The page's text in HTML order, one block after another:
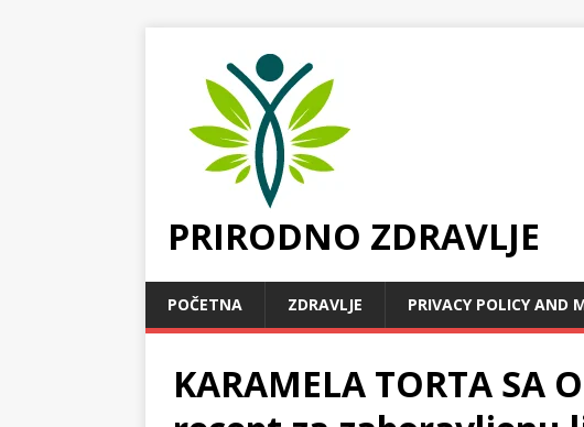
PRIRODNO ZDRAVLJE
POČETNA ZDRAVLJE PRIVACY POLICY AND
KARAMELA TORTA SA